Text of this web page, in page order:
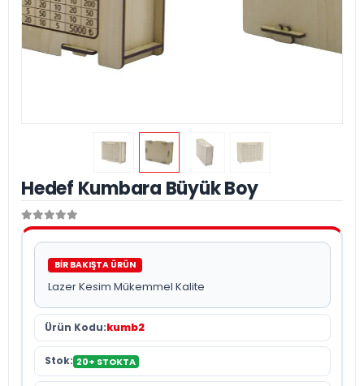
Hedef Kumbara Büyük Boy
BİR BAKIŞTA ÜRÜN
Lazer Kesim Mükemmel Kalite
Ürün Kodu:kumb2
Stok: 20+ STOKTA